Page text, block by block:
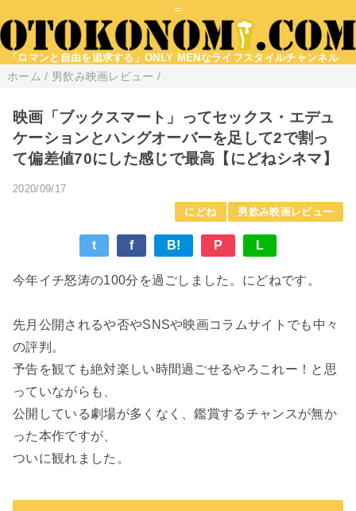
=
「ロマンと自由を追求する」ONLY MENなライフスタイルチャンネル
ホーム / 男飲み映画レビュー /
映画「ブックスマート」ってセックス・エデュ
ケーションとハングオーバーを足して2で割っ
て偏差値70にした感じで最高【にどねシネマ】
2020/09/17
にどね
男飲み映画レビュー
t f B! P L
今年イチ怒涛の100分を過ごしました。にどねです。
先月公開されるや否やSNSや映画コラムサイトでも中々
の評判。
予告を観ても絶対楽しい時間過ごせるやろこれー！と思
っていながらも、
公開している劇場が多くなく、鑑賞するチャンスが無か
った本作ですが、
ついに観れました。